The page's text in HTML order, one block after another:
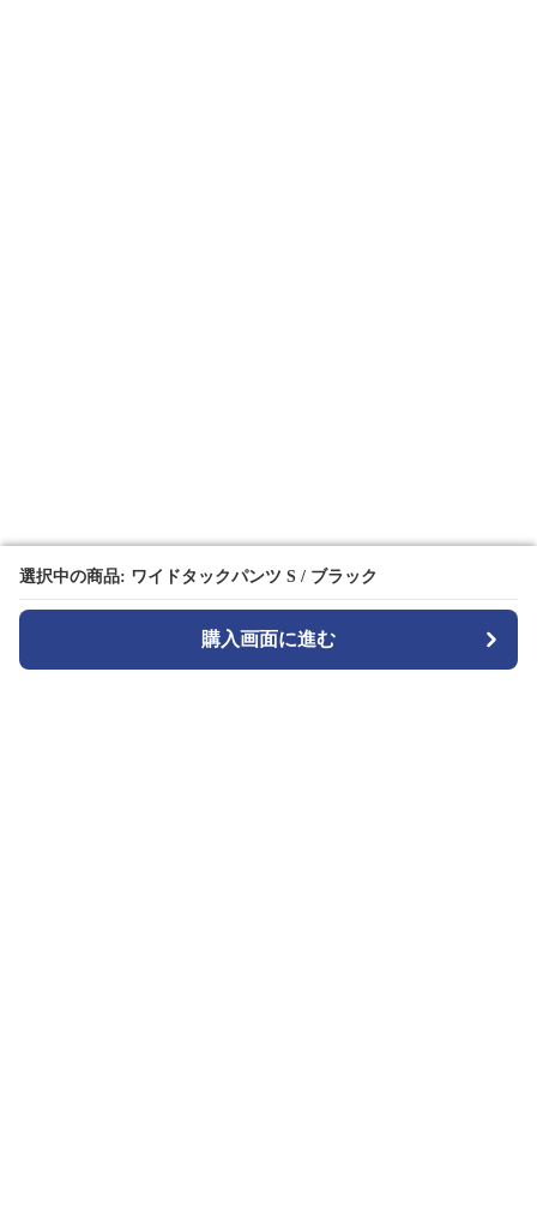
選択中の商品: ワイドタックパンツ S / ブラック
購入画面に進む
選択中の商品: ワイドタックパンツ S / ブラック
購入画面に進む